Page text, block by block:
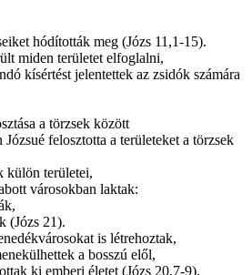
hódították meg (Józs 11,1-15).
miden területet elfoglalni,
kísértést jelentettek az zsidók számára
a törzsek között
felosztotta a területeket a törzsek
külön területei,
városokban laktak:
(Józs 21).
is létrehoztak,
a bosszú elől,
ki emberi életet (Józs 20,7-9).